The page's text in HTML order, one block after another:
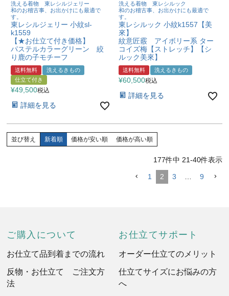
洗える着物 東レシルジェリー
和のお稽古事、お出かけにも最適で
す。
東レシルジェリー 小紋sl-
k1559
【★お仕立て付き価格】
パステルカラーグリーン 絞
り鹿の子モチーフ
送料無料
洗えるきもの
仕立て付き
¥49,500税込
詳細を見る
洗える着物 東レシルック
和のお稽古事、お出かけにも最適で
す。
東レシルック 小紋k1557【美
來】
紋意匠霰 アイボリー系 ター
コイズ梅【ストレッチ】【シ
ルック美來】
送料無料 洗えるきもの
¥60,500税込
詳細を見る
並び替え 新着順 価格が安い順 価格が高い順
177件中 21-40件表示
1 2 3 … 9
ご購入について
お仕立て品到着までの流れ
反物・お仕立て ご注文方
法
お仕立てサポート
オーダー仕立てのメリット
仕立てサイズにお悩みの方
へ